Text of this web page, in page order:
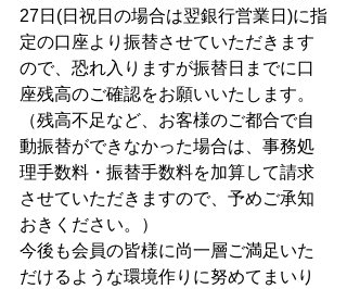
27日(日祝日の場合は翌銀行営業日)に指
定の口座より振替させていただきます
ので、恐れ入りますが振替日までに口
座残高のご確認をお願いいたします。
（残高不足など、お客様のご都合で自
動振替ができなかった場合は、事務処
理手数料・振替手数料を加算して請求
させていただきますので、予めご承知
おきください。）
今後も会員の皆様に尚一層ご満足いた
だけるような環境作りに努めてまいり